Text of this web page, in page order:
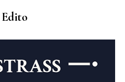
Edito